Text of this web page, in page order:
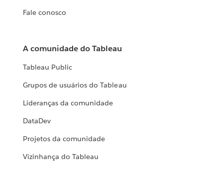
Fale conosco
A comunidade do Tableau
Tableau Public
Grupos de usuários do Tableau
Lideranças da comunidade
DataDev
Projetos da comunidade
Vizinhança do Tableau